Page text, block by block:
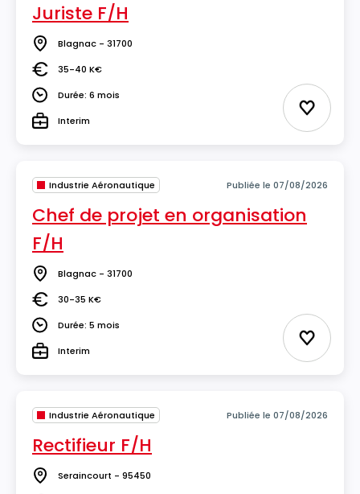
Juriste F/H
Lieu Blagnac - 31700
Salaire35-40 K€
DuréeDurée: 6 mois
TypeInterim Ajouter
Industrie Aéronautique Publiée le 07/08/2026
Chef de projet en organisation
F/H
Lieu Blagnac - 31700
Salaire30-35 K€
DuréeDurée: 5 mois
TypeInterim Ajouter
Industrie Aéronautique Publiée le 07/08/2026
Rectifieur F/H
Lieu Seraincourt - 95450